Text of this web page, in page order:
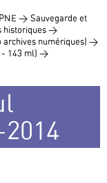
PNE > Sauvegarde et
historiques >
archives numériques) >
- 143 ml) >